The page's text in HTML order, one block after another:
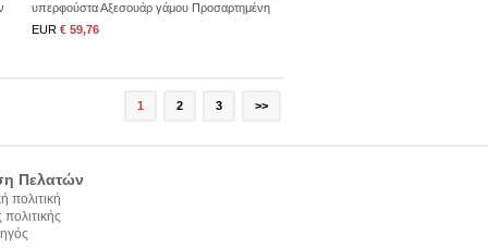
υπερφούστα Αξεσουάρ γάμου Προσαρτημένη
επικάλυψη κατά παραγγελία
EUR € 59,76
1 2 3 >>
Πελατών
πολιτική